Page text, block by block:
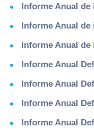
Informe Anual
Informe Anual
Informe Anual
Informe Anual
Informe Anual
Informe Anual
Informe Anual